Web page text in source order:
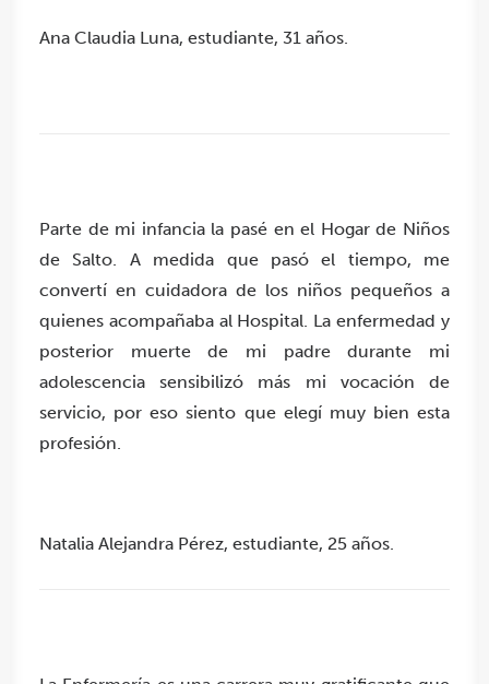
Ana Claudia Luna, estudiante, 31 años.
Parte de mi infancia la pasé en el Hogar de Niños
de Salto. A medida que pasó el tiempo, me
convertí en cuidadora de los niños pequeños a
quienes acompañaba al Hospital. La enfermedad y
posterior muerte de mi padre durante mi
adolescencia sensibilizó más mi vocación de
servicio, por eso siento que elegí muy bien esta
profesión.
Natalia Alejandra Pérez, estudiante, 25 años.